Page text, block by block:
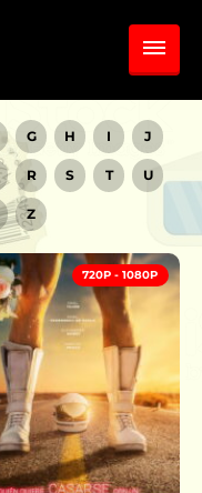
G H I J
R S T U
Z
720P - 1080P